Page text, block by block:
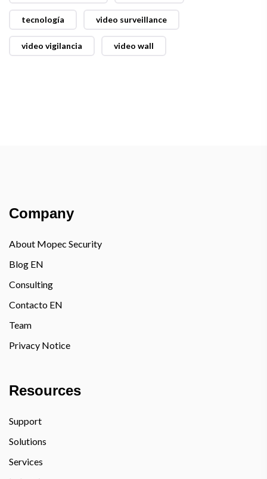
tecnología video surveillance
video vigilancia video wall
Company
About Mopec Security
Blog EN
Consulting
Contacto EN
Team
Privacy Notice
Resources
Support
Solutions
Services